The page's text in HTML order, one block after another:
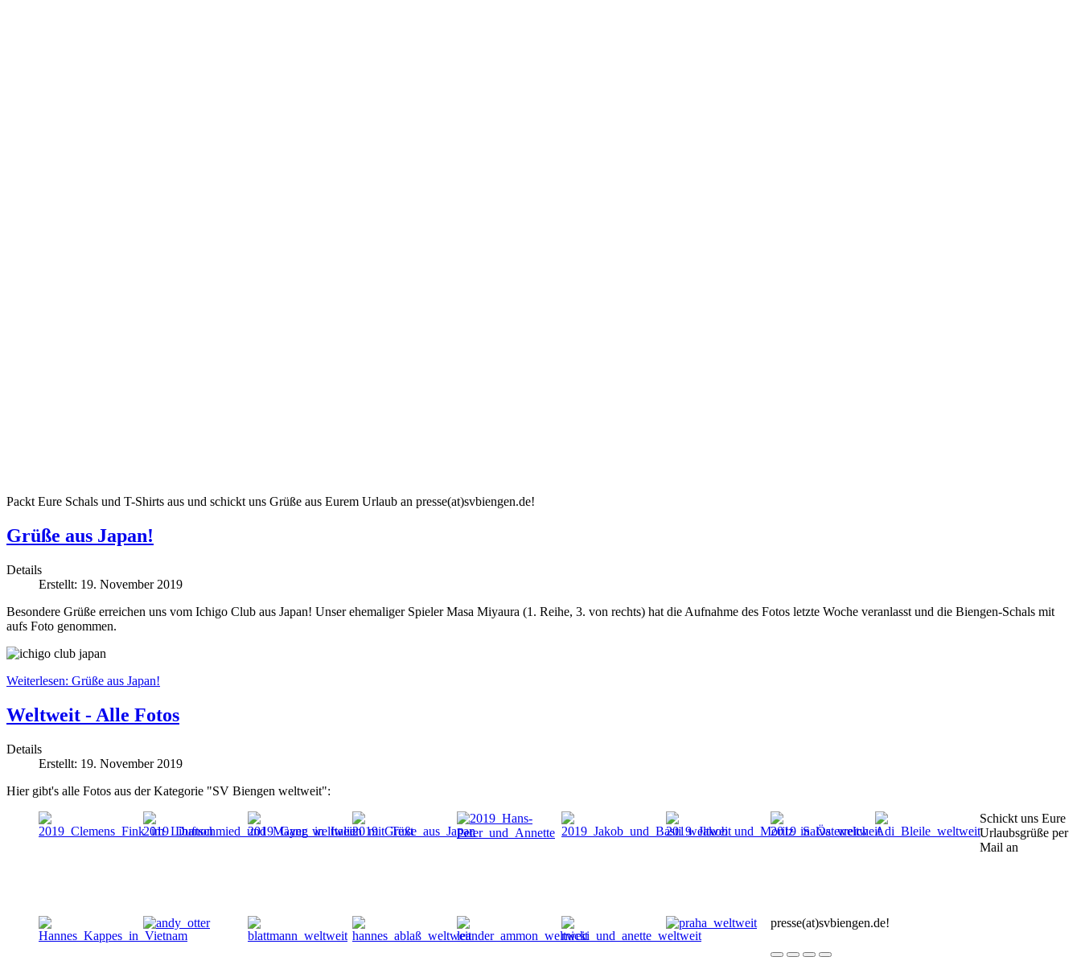
Packt Eure Schals und T-Shirts aus und schickt uns Grüße aus Eurem Urlaub an presse(at)svbiengen.de!
Grüße aus Japan!
Details
Erstellt: 19. November 2019
Besondere Grüße erreichen uns vom Ichigo Club aus Japan! Unser ehemaliger Spieler Masa Miyaura (1. Reihe, 3. von rechts) hat die Aufnahme des Fotos letzte Woche veranlasst und die Biengen-Schals mit
aufs Foto genommen.
Weiterlesen: Grüße aus Japan!
Weltweit - Alle Fotos
Details
Erstellt: 19. November 2019
Hier gibt's alle Fotos aus der Kategorie "SV Biengen weltweit":
Schickt uns Eure
Urlaubsgrüße per
Mail an
presse(at)svbiengen.de!